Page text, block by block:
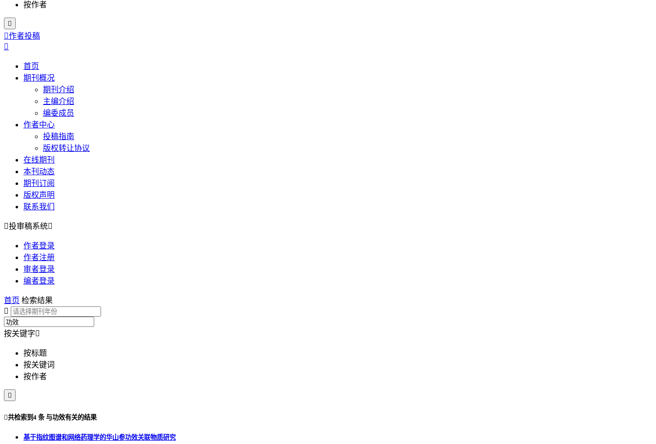
按作者

作者投稿

首页
期刊概况
期刊介绍
主编介绍
编委成员
作者中心
投稿指南
版权转让协议
在线期刊
本刊动态
期刊订阅
版权声明
联系我们
投审稿系统
作者登录
作者注册
审者登录
编者登录
首页 检索结果

按关键字
按标题
按关键词
按作者

共检索到 4 条与功效有关的结果
基于指纹图谱和网络药理学的华山参功效关联物质研究